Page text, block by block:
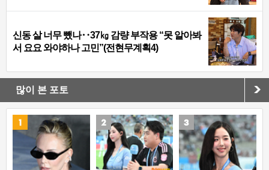
신동 살 너무 뺐나‥37㎏ 감량 부작용 “못 알아봐
서 요요 와야하나 고민”(전현무계획4)
많이 본 포토